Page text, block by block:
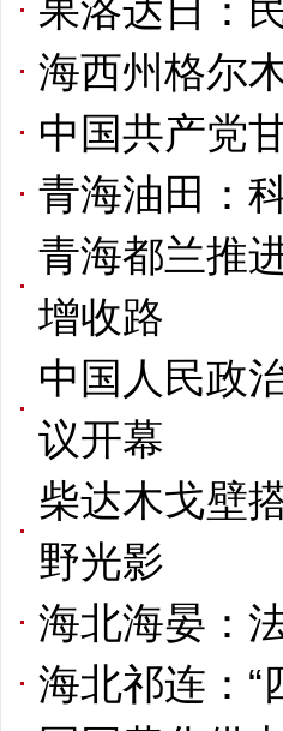
果洛达日：
海西州格尔
中国共产党
青海油田：
青海都兰推
增收路
中国人民政
议开幕
柴达木戈壁
野光影
海北海晏：
海北祁连：“